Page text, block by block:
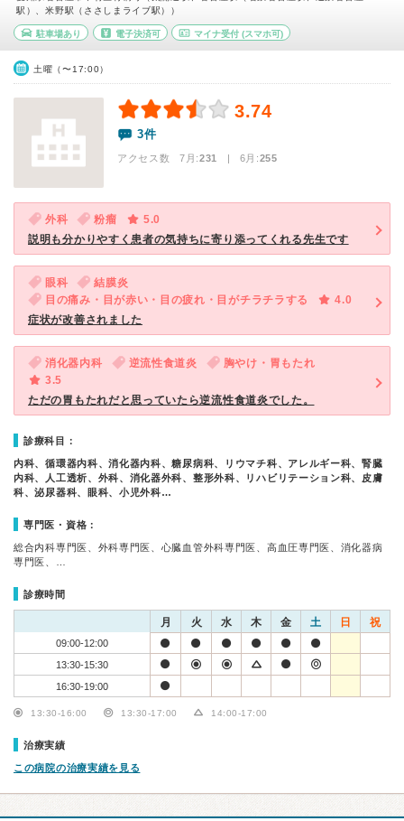
駅）、米野駅（ささしまライブ駅））
駐車場あり 電子決済可 マイナ受付 (スマホ可)
土曜（〜17:00）
3.74
3件
アクセス数 7月:231 | 6月:255
外科 粉瘤
5.0
説明も分かりやすく患者の気持ちに寄り添ってくれる先生です
眼科
結膜炎
目の痛み・目が赤い・目の疲れ・目がチラチラする
4.0
症状が改善されました
消化器内科 逆流性食道炎
胸やけ・胃もたれ
3.5
ただの胃もたれだと思っていたら逆流性食道炎でした。
診療科目：
内科、循環器内科、消化器内科、糖尿病科、リウマチ科、アレルギー科、腎臓
内科、人工透析、外科、消化器外科、整形外科、リハビリテーション科、皮膚
科、泌尿器科、眼科、小児外科…
専門医・資格：
総合内科専門医、外科専門医、心臓血管外科専門医、高血圧専門医、消化器病
専門医、…
診療時間
月 火 水 木 金 土 日 祝
09:00-12:00
13:30-15:30
16:30-19:00
13:30-16:00 13:30-17:00 14:00-17:00
治療実績
この病院の治療実績を見る